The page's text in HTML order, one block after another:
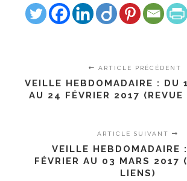
ARTICLE PRÉCÉDENT
VEILLE HEBDOMADAIRE : DU
AU 24 FÉVRIER 2017 (REVUE
ARTICLE SUIVANT
VEILLE HEBDOMADAIRE
FÉVRIER AU 03 MARS 2017
LIENS)